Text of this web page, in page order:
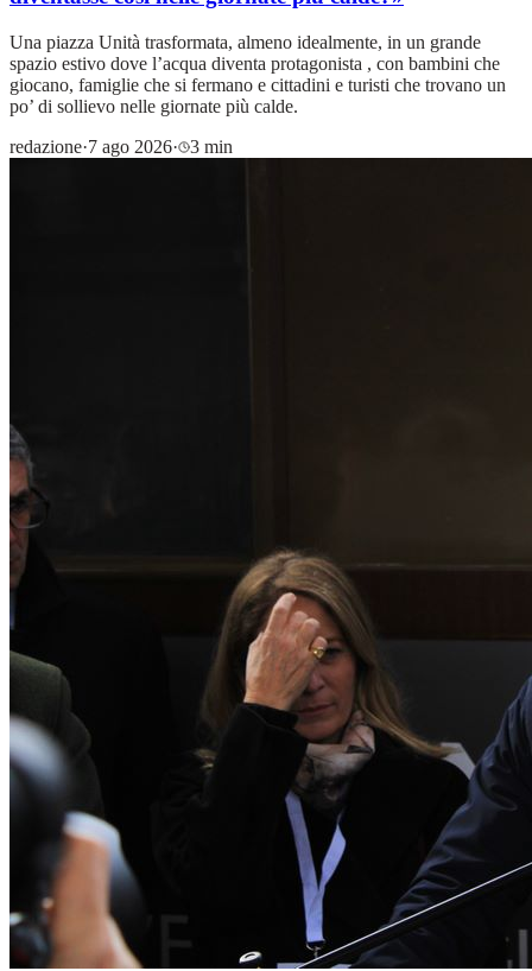
Una piazza Unità trasformata, almeno idealmente, in un grande
spazio estivo dove l’acqua diventa protagonista , con bambini che
giocano, famiglie che si fermano e cittadini e turisti che trovano un
po’ di sollievo nelle giornate più calde.
redazione·7 ago 2026· 3 min